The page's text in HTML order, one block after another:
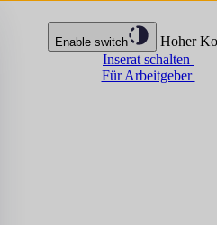
Enable switch
Hoher
Inserat schalten
Für Arbeitgeber